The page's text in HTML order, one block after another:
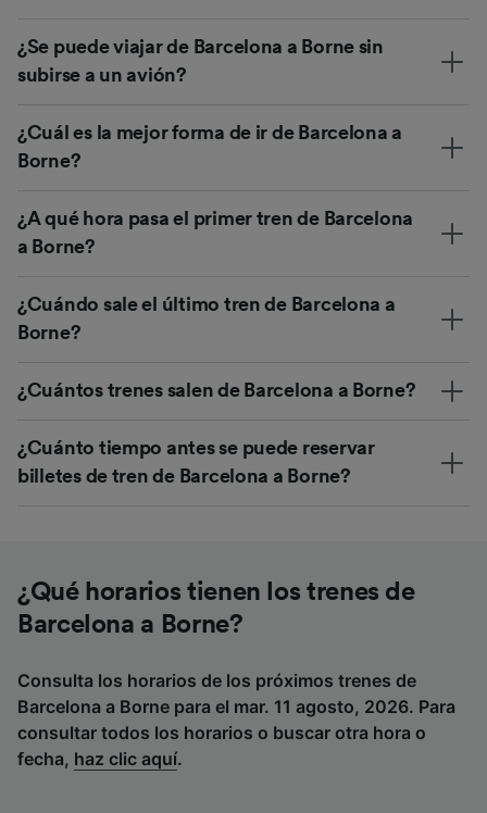
¿Se puede viajar de Barcelona a Borne sin
subirse a un avión?
¿Cuál es la mejor forma de ir de Barcelona a
Borne?
¿A qué hora pasa el primer tren de Barcelona
a Borne?
¿Cuándo sale el último tren de Barcelona a
Borne?
¿Cuántos trenes salen de Barcelona a Borne?
¿Cuánto tiempo antes se puede reservar
billetes de tren de Barcelona a Borne?
¿Qué horarios tienen los trenes de
Barcelona a Borne?
Consulta los horarios de los próximos trenes de
Barcelona a Borne para el mar. 11 agosto, 2026. Para
consultar todos los horarios o buscar otra hora o
fecha, haz clic aquí.